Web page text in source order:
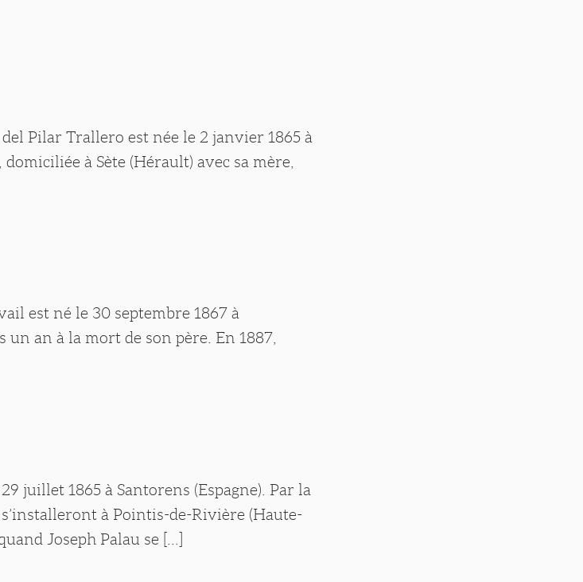
Pilar Trallero est née le 2 janvier 1865 à
à Sète (Hérault) avec sa mère,
est né le 30 septembre 1867 à
un an à la mort de son père. En 1887,
juillet 1865 à Santorens (Espagne). Par la
à Pointis-de-Rivière (Haute-
Joseph Palau se [...]